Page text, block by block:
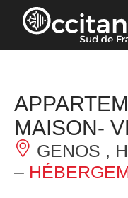
Panneau de gestion
MAISON-
GENOS ,
–